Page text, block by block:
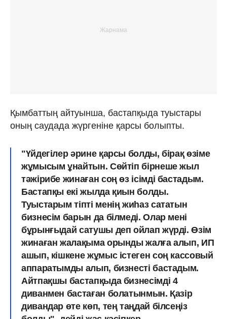
Қымбаттың айтуынша, бастапқыда туыстары
оның саудада жүргеніне қарсы болыпты.
"Үйдегілер әрине қарсы болды, бірақ өзіме
жұмысым ұнайтын. Сөйтіп бірнеше жыл
тәжірибе жинаған соң өз ісімді бастадым.
Бастапқы екі жылда қиын болды.
Туыстарым тіпті менің жиһаз сататын
бизнесім барын да білмеді. Олар мені
бұрынғыдай сатушы деп ойлап жүрді. Өзім
жинаған жалақыма орынды жалға алып, ИП
ашып, кішкене жұмыс істеген соң кассовый
аппаратымды алып, бизнесті бастадым.
Айтпақшы бастапқыда бизнесімді 4
диванмен бастаған болатынмын. Қазір
дивандар өте көп, тең таңдай білсеңіз